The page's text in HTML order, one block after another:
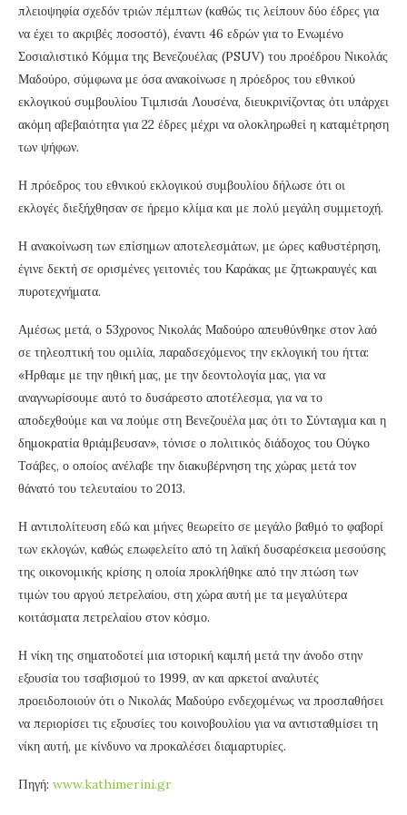
πλειοψηφία σχεδόν τριών πέμπτων (καθώς τις λείπουν δύο έδρες για
να έχει το ακριβές ποσοστό), έναντι 46 εδρών για το Ενωμένο
Σοσιαλιστικό Κόμμα της Βενεζουέλας (PSUV) του προέδρου Νικολάς
Μαδούρο, σύμφωνα με όσα ανακοίνωσε η πρόεδρος του εθνικού
εκλογικού συμβουλίου Τιμπισάι Λουσένα, διευκρινίζοντας ότι υπάρχει
ακόμη αβεβαιότητα για 22 έδρες μέχρι να ολοκληρωθεί η καταμέτρηση
των ψήφων.
Η πρόεδρος του εθνικού εκλογικού συμβουλίου δήλωσε ότι οι
εκλογές διεξήχθησαν σε ήρεμο κλίμα και με πολύ μεγάλη συμμετοχή.
Η ανακοίνωση των επίσημων αποτελεσμάτων, με ώρες καθυστέρηση,
έγινε δεκτή σε ορισμένες γειτονιές του Καράκας με ζητωκραυγές και
πυροτεχνήματα.
Αμέσως μετά, ο 53χρονος Νικολάς Μαδούρο απευθύνθηκε στον λαό
σε τηλεοπτική του ομιλία, παραδσεχόμενος την εκλογική του ήττα:
«Ηρθαμε με την ηθική μας, με την δεοντολογία μας, για να
αναγνωρίσουμε αυτό το δυσάρεστο αποτέλεσμα, για να το
αποδεχθούμε και να πούμε στη Βενεζουέλα μας ότι το Σύνταγμα και η
δημοκρατία θριάμβευσαν», τόνισε ο πολιτικός διάδοχος του Ούγκο
Τσάβες, ο οποίος ανέλαβε την διακυβέρνηση της χώρας μετά τον
θάνατό του τελευταίου το 2013.
Η αντιπολίτευση εδώ και μήνες θεωρείτο σε μεγάλο βαθμό το φαβορί
των εκλογών, καθώς επωφελείτο από τη λαϊκή δυσαρέσκεια μεσούσης
της οικονομικής κρίσης η οποία προκλήθηκε από την πτώση των
τιμών του αργού πετρελαίου, στη χώρα αυτή με τα μεγαλύτερα
κοιτάσματα πετρελαίου στον κόσμο.
Η νίκη της σηματοδοτεί μια ιστορική καμπή μετά την άνοδο στην
εξουσία του τσαβισμού το 1999, αν και αρκετοί αναλυτές
προειδοποιούν ότι ο Νικολάς Μαδούρο ενδεχομένως να προσπαθήσει
να περιορίσει τις εξουσίες του κοινοβουλίου για να αντισταθμίσει τη
νίκη αυτή, με κίνδυνο να προκαλέσει διαμαρτυρίες.
Πηγή: www.kathimerini.gr